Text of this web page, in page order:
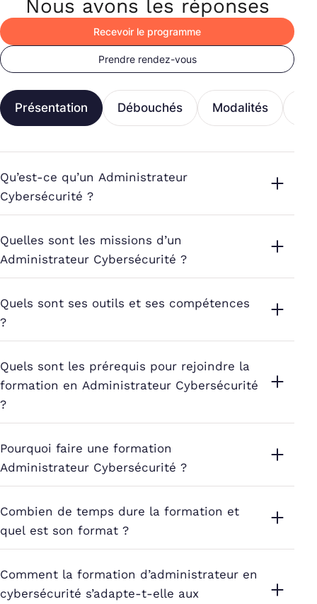
Nous avons les réponses
Recevoir le programme
Prendre rendez-vous
Présentation Débouchés Modalités
Qu’est-ce qu’un Administrateur
Cybersécurité ?
Quelles sont les missions d’un
Administrateur Cybersécurité ?
Quels sont ses outils et ses compétences
?
Quels sont les prérequis pour rejoindre la
formation en Administrateur Cybersécurité
?
Pourquoi faire une formation
Administrateur Cybersécurité ?
Combien de temps dure la formation et
quel est son format ?
Comment la formation d’administrateur en
cybersécurité s’adapte-t-elle aux